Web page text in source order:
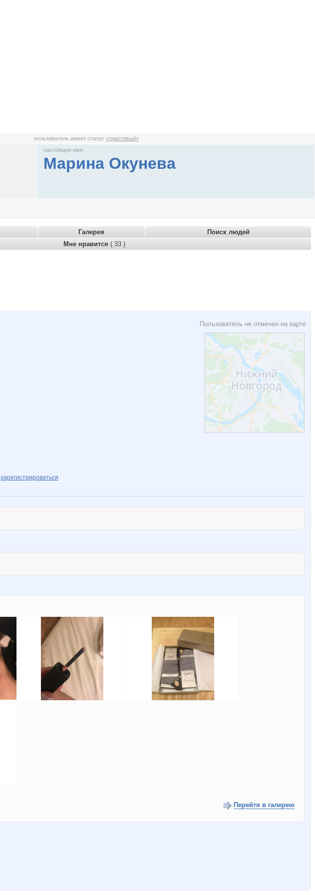
пользователь имеет статус«трастовый»
настоящее имя:
Марина Окунева
Галерея
Поиск людей
Мне нравится ( 33 )
Пользователь не отмечен на карте
зарегистрироваться
Перейти в галерею